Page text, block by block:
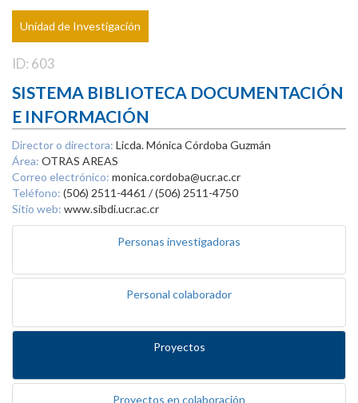
Unidad de Investigación
ID: 603
SISTEMA BIBLIOTECA DOCUMENTACIÓN
E INFORMACIÓN
Director o directora: Licda. Mónica Córdoba Guzmán
Área: OTRAS AREAS
Correo electrónico: monica.cordoba@ucr.ac.cr
Teléfono: (506) 2511-4461 / (506) 2511-4750
Sitio web: www.sibdi.ucr.ac.cr
Personas investigadoras
Personal colaborador
Proyectos
Proyectos en colaboración